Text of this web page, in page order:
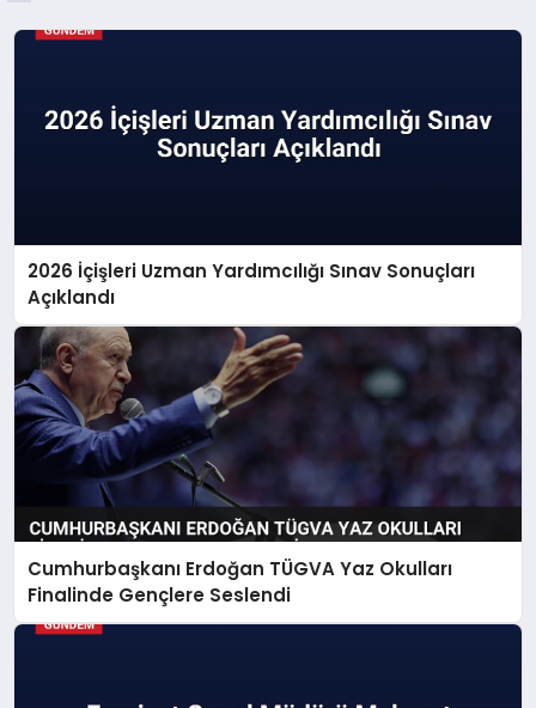
2026 İçişleri Uzman Yardımcılığı Sınav Sonuçları
Açıklandı
Cumhurbaşkanı Erdoğan TÜGVA Yaz Okulları
Finalinde Gençlere Seslendi